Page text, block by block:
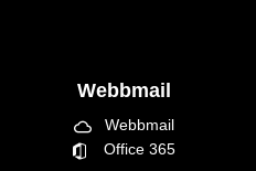
Webbmail
cloud_queue Webbmail
Office 365